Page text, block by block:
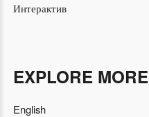
Интерактив
EXPLORE MORE
English